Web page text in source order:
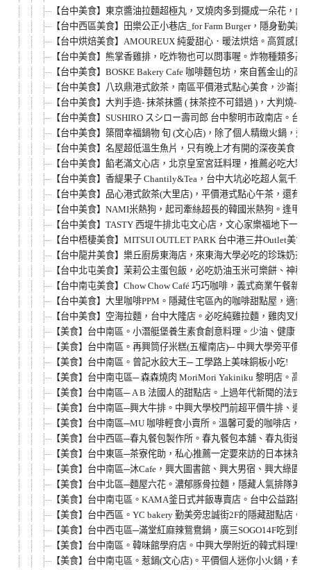
【台中美食】東京醬油拉麵超極丸，叉燒肉多到擺成一朵花，
【台中西區美食】田樂公正小巷店_for Farm Burger，隱身勤美
【台中烘焙美食】AMOUREUX 純愛甜心．暖法烘焙。高質感
【台中美食】熊掌香雞排，吃炸物也可以問事喔。炸物種類多
【台中美食】BOSKE Bakery Cafe 咖啡麵包坊，來自舊金山的
【台中美食】八玖鼎港式飲茶，南區平價港式點心美食，沙崙
【台中美食】大判手造- 抹茶抹醬 ( 抹茶控不可錯過 )，大判燒-
【台中美食】SUSHIRO スシロー壽司郎 台中黎明市政南店。
【台中美食】築間幸福鍋物 旬 (文心店)，除了個人精緻火鍋，
【台中美食】名屋超低溫生魚片，只有晚上才有開的深夜美食
【台中美食】餡老滿文心店，北京皇室宮廷料理，推薦必吃大
【台中美食】香緹果子 Chantily&Tea，台中大坑必吃超人氣千
【台中美食】品心港式飲茶(大里店)，平價港式點心午茶，還
【台中美食】NAMI米熱狗，起司牽絲超長的韓國米熱狗。逢甲
【台中美食】TASTY 西堤牛排北屯文心店，文心家樂福地下一樓
【台中梧棲美食】MITSUI OUTLET PARK 台中港三井Outlet美
【台中龍井美食】樂丘廚房東海店，來東海大學必吃的珍珠奶
【台中北屯美食】茉莉公主蛋包飯，必吃奶油玉米可樂餅、神
【台中南屯美食】Chow Chow Café 巧巧咖啡，義式商業午餐
【台中美食】大里咖啡PPM。隱藏住宅區內的咖啡甜點屋，適
【台中美食】空海拉麵，台中大隆店。必吃純雞拉麵，雞肉叉
【美食】台中南區。小潛艇堡養生素食創意料理。少油、健康
【美食】台中南區。再興筒仔米糕(五權南店)─ 中興大學旁平價
【美食】台中南區。曾記水餃大王─ 工學路上美味銅板小吃!
【美食】台中南屯區─ 森森燒肉 MoriMori Yakiniku 黎明店。高
【美食】台中南區─ A B 法國人的甜點店。上過年代新聞的法式
【美食】台中南區─興大牛排。中興大學校門前超平價牛排、週
【美食】台中南區─MU 咖啡輕食小賣所。溫馨可愛的咖啡店，
【美食】台中西區─春丸餐包製作所。春丸餐包本舖、春丸街邊
【美食】台中東區─茶寮侘助，私心推薦一定要來訪的日本抹茶
【美食】台中南區─沐Cafe，興大圖書館、興大男宿、興大綠園
【美食】台中北區─麵屋六花。濃郁豚骨拉麵，隱藏人氣排隊美
【美食】台中南屯區。KAMA釜日式丼飯專賣店。台中公益路
【美食】台中西區。YC bakery 勤美旁忠誠街2F的隱藏甜點店。
【美食】台中西屯區─滿堂紅麻辣鴛鴦鍋，廣三SOGO14F吃到飽
【美食】台中南區。韓味館學府店。中興大學附近的韓式料理!
【美食】台中南屯區。惹鍋(文心店)。平價個人迷你小火鍋，有